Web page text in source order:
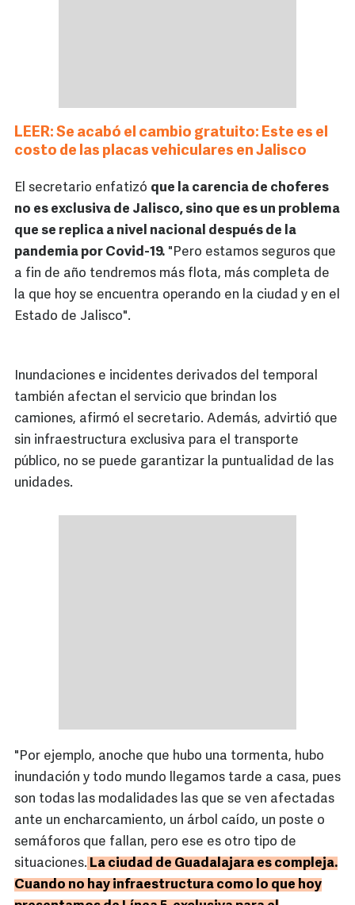
LEER: Se acabó el cambio gratuito: Este es el
costo de las placas vehiculares en Jalisco
El secretario enfatizó que la carencia de choferes
no es exclusiva de Jalisco, sino que es un problema
que se replica a nivel nacional después de la
pandemia por Covid-19. "Pero estamos seguros que
a fin de año tendremos más flota, más completa de
la que hoy se encuentra operando en la ciudad y en el
Estado de Jalisco".
Inundaciones e incidentes derivados del temporal
también afectan el servicio que brindan los
camiones, afirmó el secretario. Además, advirtió que
sin infraestructura exclusiva para el transporte
público, no se puede garantizar la puntualidad de las
unidades.
"Por ejemplo, anoche que hubo una tormenta, hubo
inundación y todo mundo llegamos tarde a casa, pues
son todas las modalidades las que se ven afectadas
ante un encharcamiento, un árbol caído, un poste o
semáforos que fallan, pero ese es otro tipo de
situaciones. La ciudad de Guadalajara es compleja.
Cuando no hay infraestructura como lo que hoy